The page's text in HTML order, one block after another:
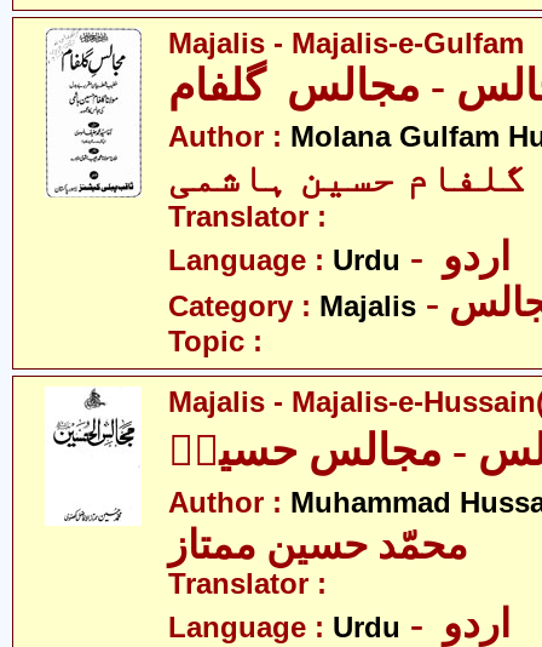
Majalis - Majalis-e-Gulfam
Author : Molana Gulfam
گلفام حسین ہاشمی
Translator :
Language : Urdu
Category : Majalis
Topic :
Majalis - Majalis-e-
- مجالس حسینؑ
Author : Muhammad
محمّد حسین ممتاز
Translator :
Language : Urdu